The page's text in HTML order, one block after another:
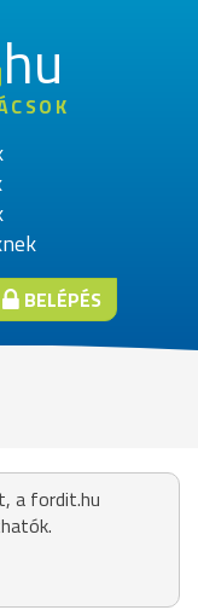
hu
BELÉPÉS
a fordit.hu